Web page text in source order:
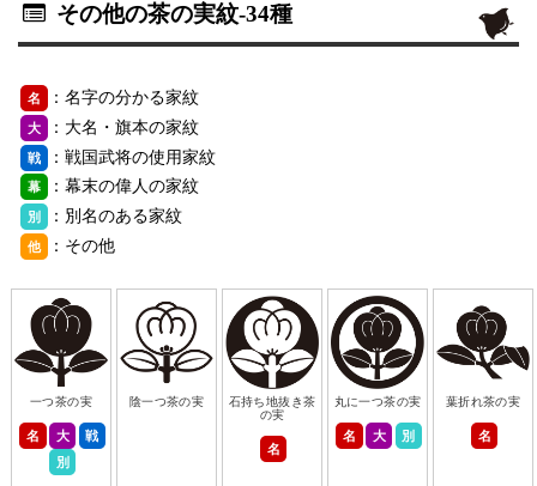
その他の茶の実紋-34種
名 ：名字の分かる家紋
大 ：大名・旗本の家紋
戦 ：戦国武将の使用家紋
幕 ：幕末の偉人の家紋
別 ：別名のある家紋
他 ：その他
一つ茶の実
名 大
戦
別
陰一つ茶の実
石持ち地抜き茶
の実
名
丸に一つ茶の実
名 大 別
葉折れ茶の実
名